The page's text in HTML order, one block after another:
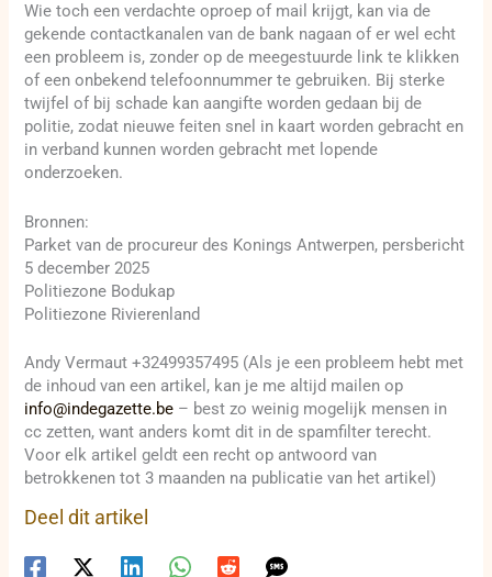
Wie toch een verdachte oproep of mail krijgt, kan via de
gekende contactkanalen van de bank nagaan of er wel echt
een probleem is, zonder op de meegestuurde link te klikken
of een onbekend telefoonnummer te gebruiken. Bij sterke
twijfel of bij schade kan aangifte worden gedaan bij de
politie, zodat nieuwe feiten snel in kaart worden gebracht en
in verband kunnen worden gebracht met lopende
onderzoeken.
Bronnen:
Parket van de procureur des Konings Antwerpen, persbericht
5 december 2025
Politiezone Bodukap
Politiezone Rivierenland
Andy Vermaut +32499357495 (Als je een probleem hebt met
de inhoud van een artikel, kan je me altijd mailen op
info@indegazette.be – best zo weinig mogelijk mensen in
cc zetten, want anders komt dit in de spamfilter terecht.
Voor elk artikel geldt een recht op antwoord van
betrokkenen tot 3 maanden na publicatie van het artikel)
Deel dit artikel